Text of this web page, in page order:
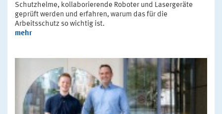
Schutzhelme, kollaborierende Roboter und Lasergeräte
geprüft werden und erfahren, warum das für die
Arbeitsschutz so wichtig ist.
mehr